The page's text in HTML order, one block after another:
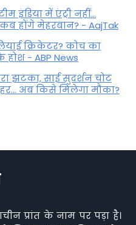
इंडिया में एंट्री नहीं...
होंगे मेहरबान? - AajTak
क्रिकेटर? कोच का
होश - ABP News
झटका, साई सुदर्शन चोट
अब किसे म‍िलेगा मौका?
प्रांत के नाम पर पड़ा है।